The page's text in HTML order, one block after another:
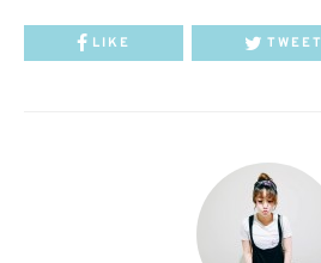
LIKE TWEET